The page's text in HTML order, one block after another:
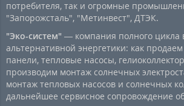
потребителя, так и огромные
"Запорожсталь", "Метинвест", ДТЭК.
"Эко-систем" — компания полного цикла
альтернативной энергетики: как
панели, тепловые насосы,
производим монтаж солнечных
монтаж тепловых насосов и солнечных
дальнейшее сервисное сопровождение